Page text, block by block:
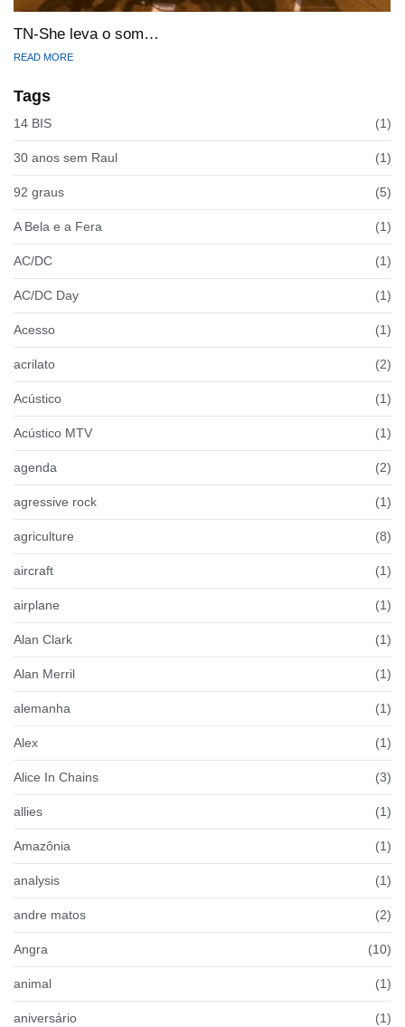
TN-She leva o som…
READ MORE
Tags
14 BIS (1)
30 anos sem Raul (1)
92 graus (5)
A Bela e a Fera (1)
AC/DC (1)
AC/DC Day (1)
Acesso (1)
acrilato (2)
Acústico (1)
Acústico MTV (1)
agenda (2)
agressive rock (1)
agriculture (8)
aircraft (1)
airplane (1)
Alan Clark (1)
Alan Merril (1)
alemanha (1)
Alex (1)
Alice In Chains (3)
allies (1)
Amazônia (1)
analysis (1)
andre matos (2)
Angra (10)
animal (1)
aniversário (1)